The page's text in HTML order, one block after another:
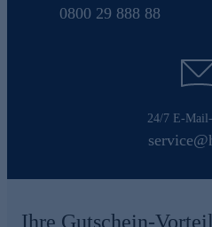
0800 29 888 88
24/7 E-
Ihre Gutschein-